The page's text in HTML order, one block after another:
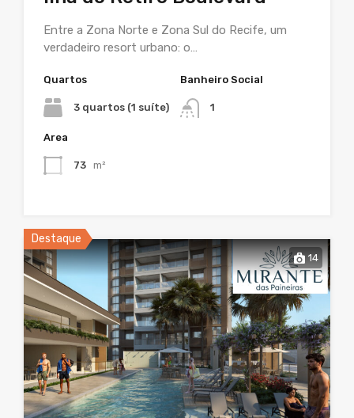
Entre a Zona Norte e Zona Sul do Recife, um
verdadeiro resort urbano: o…
Quartos
3 quartos (1 suíte)
Banheiro Social
1
Area
73 m²
Destaque
14